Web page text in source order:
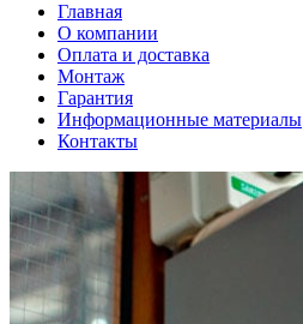
Главная
О компании
Оплата и доставка
Монтаж
Гарантия
Информационные материалы
Контакты